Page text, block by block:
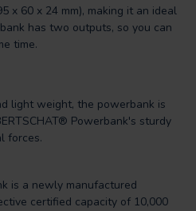
x 60 x 24 mm), making it an ideal
has two outputs, so you can
time.
light weight, the powerbank is
Powerbank's sturdy
forces.
is a newly manufactured
certified capacity of 10,000